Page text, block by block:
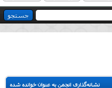
نشانه‌گذاری انجمن به عنوان خوانده شده